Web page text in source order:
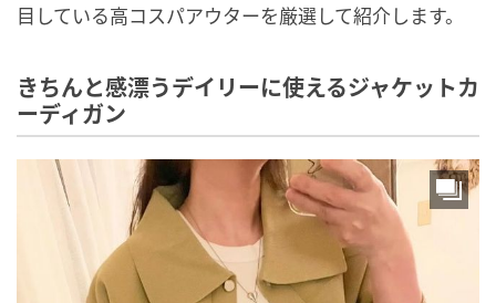
目している高コスパアウターを厳選して紹介します。
きちんと感漂うデイリーに使えるジャケットカ
ーディガン